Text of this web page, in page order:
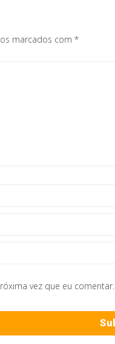
marcados com *
vez que eu comentar.